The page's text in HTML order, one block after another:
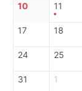
10 11
17 18
24 25
31 1